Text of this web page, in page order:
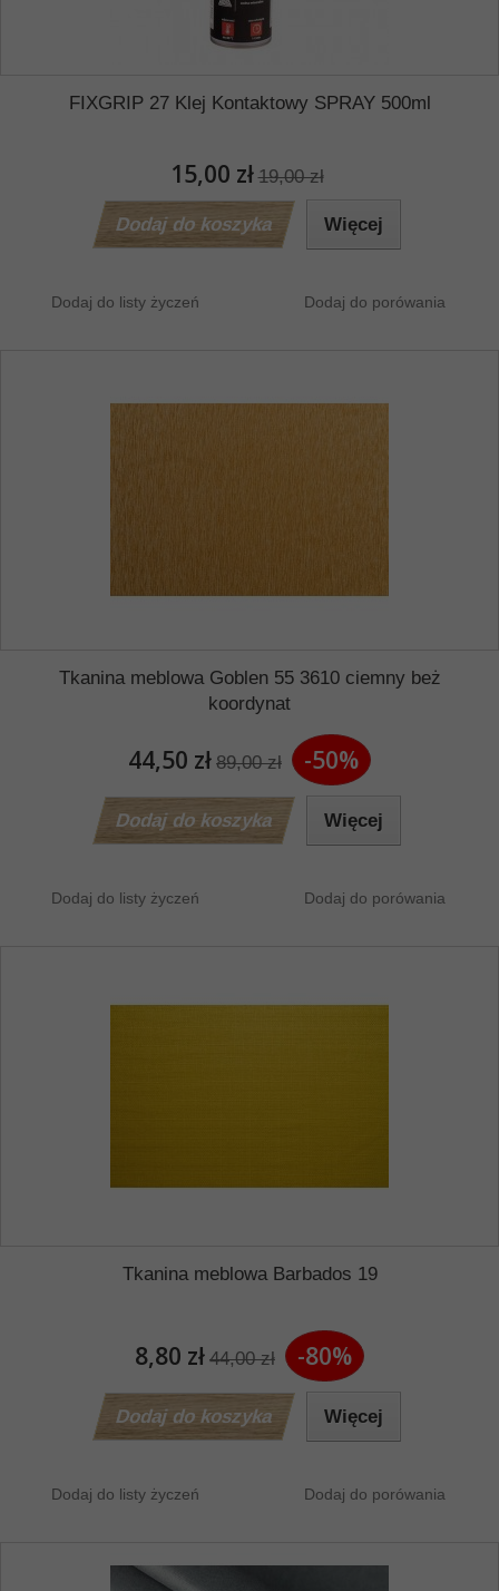
FIXGRIP 27 Klej Kontaktowy SPRAY 500ml
15,00 zł 19,00 zł
Dodaj do koszyka Więcej
Dodaj do listy życzeń Dodaj do porówania
Tkanina meblowa Goblen 55 3610 ciemny beż
koordynat
44,50 zł 89,00 zł -50%
Dodaj do koszyka Więcej
Dodaj do listy życzeń Dodaj do porówania
Tkanina meblowa Barbados 19
8,80 zł 44,00 zł -80%
Dodaj do koszyka Więcej
Dodaj do listy życzeń Dodaj do porówania